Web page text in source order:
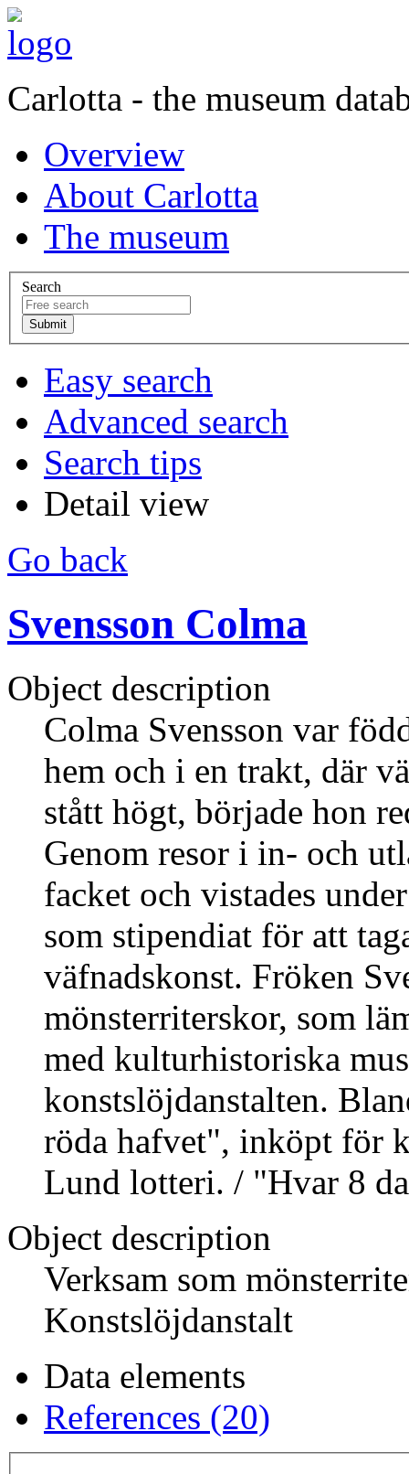
Carlotta - the museum
Overview
About Carlotta
The museum
Search
Easy search
Advanced search
Search tips
Detail view
Go back
Svensson Colma
Object description
Colma Svensson var
hem och i en trakt, där
stått högt, började hon
Genom resor i in- och
facket och vistades
som stipendiat för att
väfnadskonst. Fröken
mönsterriterskor, som
med kulturhistoriska
konstslöjdanstalten.
röda hafvet", inköpt för
Lund lotteri. / "Hvar 8
Object description
Verksam som
Konstslöjdanstalt
Data elements
References (20)